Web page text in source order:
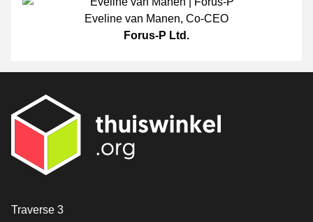
Eveline van Manen, Co-CEO
Forus-P Ltd.
Contact
Traverse 3